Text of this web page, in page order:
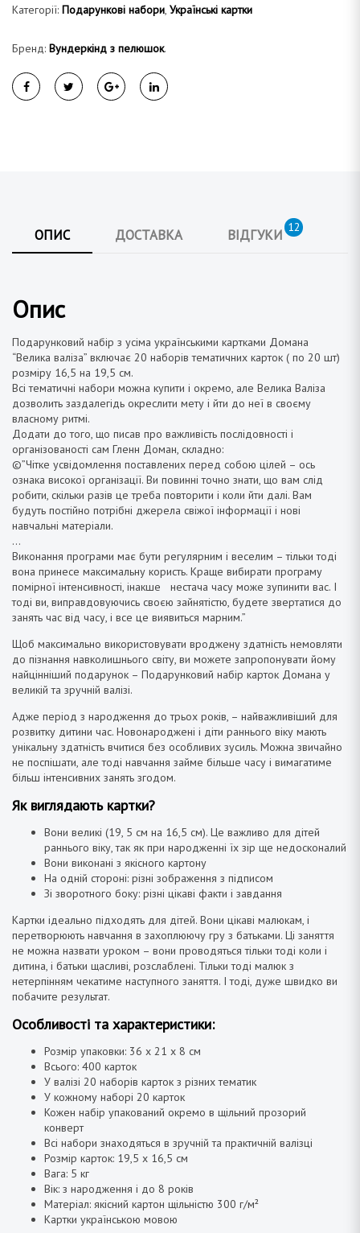
Категорії: Подарункові набори, Українські картки
Бренд: Вундеркінд з пелюшок.
ОПИС ДОСТАВКА ВІДГУКИ 12
Опис
Подарунковий набір з усіма українськими картками Домана
“Велика валіза” включає 20 наборів тематичних карток ( по 20 шт)
розміру 16,5 на 19,5 см.
Всі тематичні набори можна купити і окремо, але Велика Валіза
дозволить заздалегідь окреслити мету і йти до неї в своєму
власному ритмі.
Додати до того, що писав про важливість послідовності і
організованості сам Гленн Доман, складно:
©️”Чітке усвідомлення поставлених перед собою цілей – ось
ознака високої організації. Ви повинні точно знати, що вам слід
робити, скільки разів це треба повторити і коли йти далі. Вам
будуть постійно потрібні джерела свіжої інформації і нові
навчальні матеріали.
…
Виконання програми має бути регулярним і веселим – тільки тоді
вона принесе максимальну користь. Краще вибирати програму
помірної інтенсивності, інакше нестача часу може зупинити вас. І
тоді ви, виправдовуючись своєю зайнятістю, будете звертатися до
занять час від часу, і все це виявиться марним.”
Щоб максимально використовувати вроджену здатність немовляти
до пізнання навколишнього світу, ви можете запропонувати йому
найцінніший подарунок – Подарунковий набір карток Домана у
великій та зручній валізі.
Адже період з народження до трьох років, – найважливіший для
розвитку дитини час. Новонароджені і діти раннього віку мають
унікальну здатність вчитися без особливих зусиль. Можна звичайно
не поспішати, але тоді навчання займе більше часу і вимагатиме
більш інтенсивних занять згодом.
Як виглядають картки?
Вони великі (19, 5 см на 16,5 см). Це важливо для дітей
раннього віку, так як при народженні їх зір ще недосконалий
Вони виконані з якісного картону
На одній стороні: різні зображення з підписом
Зі зворотного боку: різні цікаві факти і завдання
Картки ідеально підходять для дітей. Вони цікаві малюкам, і
перетворюють навчання в захоплюючу гру з батьками. Ці заняття
не можна назвати уроком – вони проводяться тільки тоді коли і
дитина, і батьки щасливі, розслаблені. Тільки тоді малюк з
нетерпінням чекатиме наступного заняття. І тоді, дуже швидко ви
побачите результат.
Особливості та характеристики:
Розмір упаковки: 36 х 21 х 8 см
Всього: 400 карток
У валізі 20 наборів карток з різних тематик
У кожному наборі 20 карток
Кожен набір упакований окремо в щільний прозорий
конверт
Всі набори знаходяться в зручній та практичній валізці
Розмір карток: 19,5 х 16,5 см
Вага: 5 кг
Вік: з народження і до 8 років
Матеріал: якісний картон щільністю 300 г/м²
Картки українською мовою